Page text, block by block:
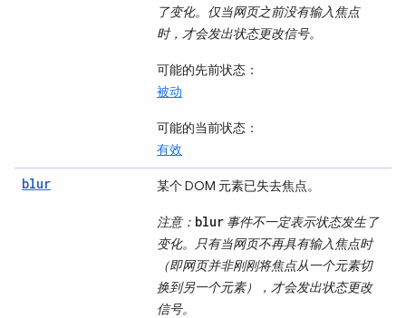
了变化。仅当网页之前没有输入焦点
时，才会发出状态更改信号。
可能的先前状态 ：
被动
可能的当前状态 ：
有效
blur 某个 DOM 元素已失去焦点。
注意： blur 事件不一定表示状态发生了
变化。只有当网页不再具有输入焦点时
（即网页并非刚刚将焦点从一个元素切
换到另一个元素），才会发出状态更改
信号。